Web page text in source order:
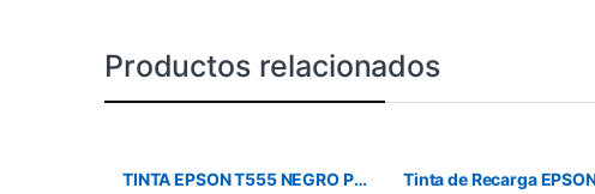
Productos relacionados
TINTA EPSON T555 NEGRO PRETO(PB)L8180/8160